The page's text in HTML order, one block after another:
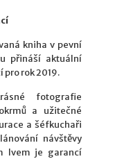
kniha v pevní
přináší aktuální
rok 2019.
fotografie
a užitečné
a šéfkuchaři
návštěvy
lvem je garancí